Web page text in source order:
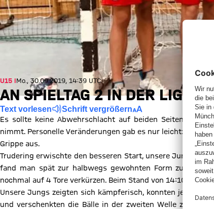
U15 IMo., 30.09.2019, 14:39 UTC
AN SPIELTAG 2 IN DER LIGA
Text vorlesen Schrift vergrößern
Es sollte keine Abwehrschlacht auf beiden Seiten
nimmt. Personelle Veränderungen gab es nur leicht:
Grippe aus.
Trudering erwischte den besseren Start, unsere Jungs
fand man spät zur halbwegs gewohnten Form zurück
nochmal auf 4 Tore verkürzen. Beim Stand von 14:10 ging
Unsere Jungs zeigten sich kämpferisch, konnten jedoch
und verschenkten die Bälle in der zweiten Welle zu